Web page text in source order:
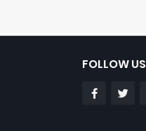
FOLLOW US